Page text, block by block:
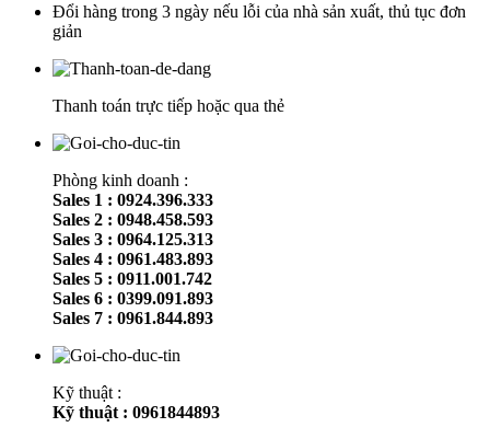
Đổi hàng trong 3 ngày nếu lỗi của nhà sản xuất, thủ tục đơn
giản
Thanh toán trực tiếp hoặc qua thẻ
Phòng kinh doanh :
Sales 1 : 0924.396.333
Sales 2 : 0948.458.593
Sales 3 : 0964.125.313
Sales 4 : 0961.483.893
Sales 5 : 0911.001.742
Sales 6 : 0399.091.893
Sales 7 : 0961.844.893
Kỹ thuật :
Kỹ thuật : 0961844893